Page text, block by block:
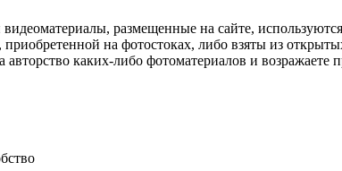
размещенные на сайте,
на фотостоках, либо взяты из
каких-либо фотоматериалов и возражаете